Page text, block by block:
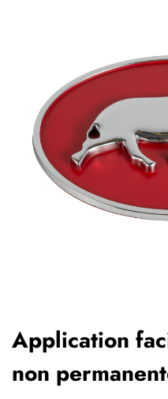
Application
non